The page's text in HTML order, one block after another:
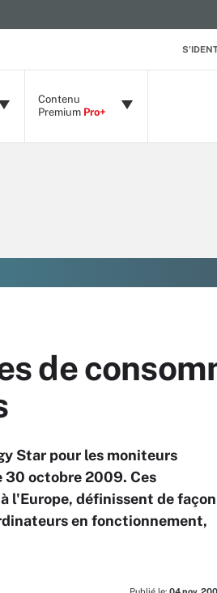
Contenu
Premium Pro+
de
Star pour les moniteurs
octobre 2009. Ces
l'Europe, définissent de façon
en fonctionnement,